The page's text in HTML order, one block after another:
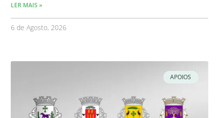
LER MAIS »
6 de Agosto, 2026
APOIOS